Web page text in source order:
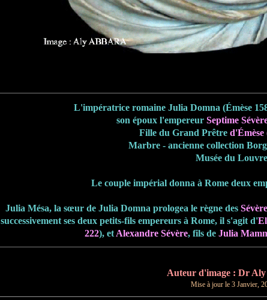
son époux l'empereur Septime
Fille du Grand Prêtre
Marbre - ancienne collection
Musée du
Le couple impérial donna à Rome deux
Julia Mésa, la sœur de Julia Domna prologea le règne des
successivement ses deux petits-fils empereurs à Rome, il s'agit d'
222), et Alexandre Sévère, fils de Julia
Auteur d'image : Dr
Mise à jour le 3 Janvier,